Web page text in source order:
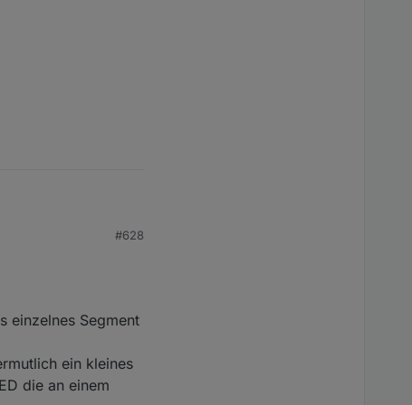
ich das so einstellen,#628
einzelnes Segment
ein kleines
die an einem